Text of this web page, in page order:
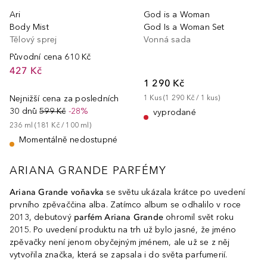
Ari
Body Mist
Tělový sprej
Původní cena 610 Kč
427 Kč
Nejnižší cena za posledních
30 dnů 599 Kč-28%
236 ml (181 Kč / 100 ml)
Momentálně nedostupné
God is a Woman
God Is a Woman Set
Vonná sada
1 290 Kč
1 Kus (1 290 Kč / 1 kus)
vyprodané
ARIANA GRANDE PARFÉMY
Ariana Grande voňavka se světu ukázala krátce po uvedení
prvního zpěvaččina alba. Zatímco album se odhalilo v roce
2013, debutový parfém Ariana Grande ohromil svět roku
2015. Po uvedení produktu na trh už bylo jasné, že jméno
zpěvačky není jenom obyčejným jménem, ale už se z něj
vytvořila značka, která se zapsala i do světa parfumerií.